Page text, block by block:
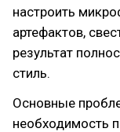
настроить
артефактов,
результат
стиль.
Основные
необходимость